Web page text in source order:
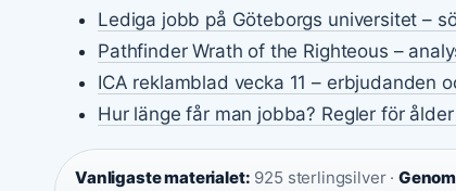
Lediga jobb på Göteborgs universitet –
Pathfinder Wrath of the Righteous –
ICA reklamblad vecka 11 – erbjudanden
Hur länge får man jobba? Regler för
Vanligaste materialet: 925 sterlingsilver ·